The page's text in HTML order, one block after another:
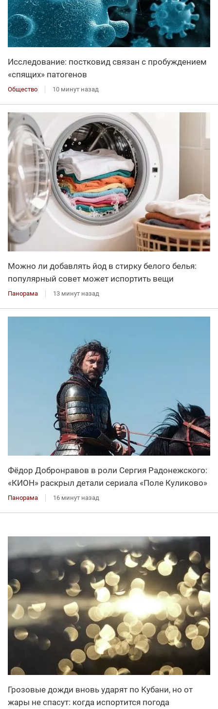
Исследование: постковид связан с пробуждением
«спящих» патогенов
Общество 10 минут назад
Можно ли добавлять йод в стирку белого белья:
популярный совет может испортить вещи
Панорама 13 минут назад
Фёдор Добронравов в роли Сергия Радонежского:
«КИОН» раскрыл детали сериала «Поле Куликово»
Панорама 16 минут назад
Грозовые дожди вновь ударят по Кубани, но от
жары не спасут: когда испортится погода